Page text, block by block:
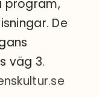
program,
De
väg 3.